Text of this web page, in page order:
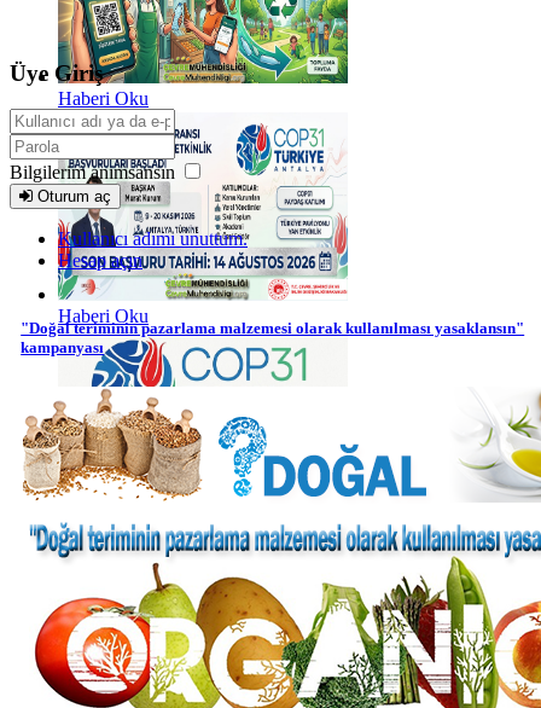
Haberi Oku
Haberi Oku
Haberi Oku
Üye Giriş
Bilgilerim anımsansın
Oturum aç
Kullanıcı adımı unuttum.
Hesap açın
"Doğal teriminin pazarlama malzemesi olarak kullanılması yasaklansın"
kampanyası